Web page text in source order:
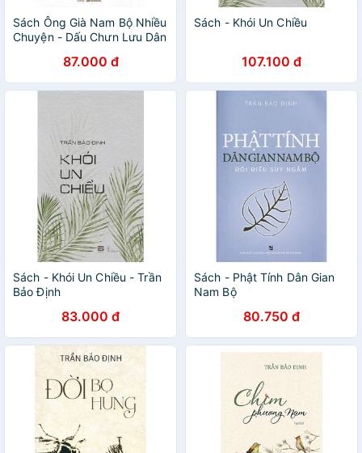
Sách Ông Già Nam Bộ Nhiều
Chuyện - Dấu Chưn Lưu Dân
87.000 đ
Sách - Khói Un Chiều
107.100 đ
Sách - Khói Un Chiều - Trần
Bảo Định
83.000 đ
Sách - Phật Tính Dân Gian
Nam Bộ
80.750 đ